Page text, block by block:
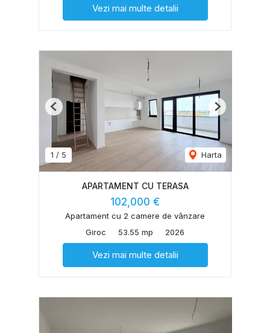
Vezi mai multe detalii
1 / 5 Harta
Previous Next
APARTAMENT CU TERASA
102,000 €
Apartament cu 2 camere de vânzare
Giroc
53.55 mp 2026
Vezi mai multe detalii